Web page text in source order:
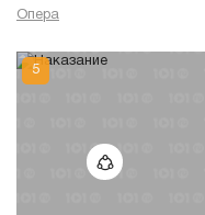
Опера